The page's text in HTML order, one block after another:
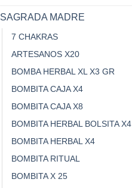
SAGRADA MADRE
7 CHAKRAS
ARTESANOS X20
BOMBA HERBAL XL X3 GR
BOMBITA CAJA X4
BOMBITA CAJA X8
BOMBITA HERBAL BOLSITA X4
BOMBITA HERBAL X4
BOMBITA RITUAL
BOMBITA X 25